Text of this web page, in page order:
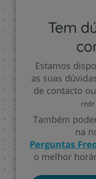
Tem
Estamos
as suas
de contacto
Também
na
Perguntas
o melhor